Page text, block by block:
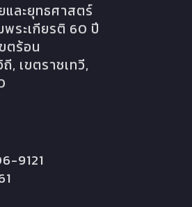
และยุทธศาสตร์
ระเกียรติ 60 ปี
ตร้อน
, เขตราชเทวี,
9121